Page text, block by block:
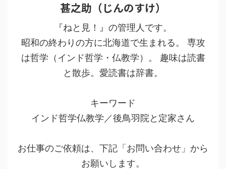
甚之助（じんのすけ）
『ねと見！』の管理人です。
昭和の終わりの方に北海道で生まれる。 専攻
は哲学（インド哲学・仏教学）。 趣味は読書
と散歩。愛読書は辞書。
キーワード
インド哲学仏教学／後鳥羽院と定家さん
お仕事のご依頼は、下記「お問い合わせ」から
お願いします。